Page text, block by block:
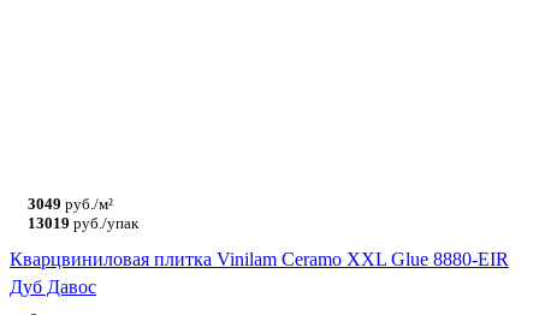
3049 руб./м²
13019 руб./упак
Кварцвиниловая плитка Vinilam Ceramo XXL Glue 8880-EIR
Дуб Давос